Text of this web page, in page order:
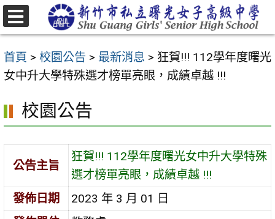
跳
至
要
內
區
首頁 > 校園公告 > 最新消息 > 狂賀!!! 112學年度曙光
女中升大學特殊選才榜單亮眼，成績卓越 !!!
校園公告
公告主旨
狂賀!!! 112學年度曙光女中升大學特殊
選才榜單亮眼，成績卓越 !!!
發佈日期
2023 年 3 月 01 日
選
單